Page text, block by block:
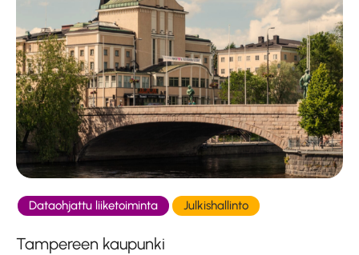
Dataohjattu liiketoiminta Julkishallinto
Tampereen kaupunki